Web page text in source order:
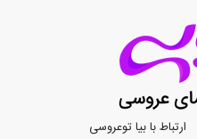
ارتباط با بیا توعروسی